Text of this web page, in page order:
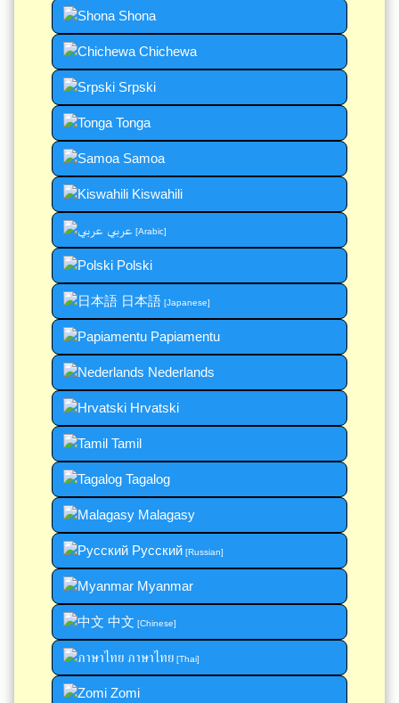
Shona
Chichewa
Srpski
Tonga
Samoa
Kiswahili
عربي[Arabic]
Polski
日本語[Japanese]
Papiamentu
Nederlands
Hrvatski
Tamil
Tagalog
Malagasy
Русский [Russian]
Myanmar
中文 [Chinese]
ภาษาไทย [Thai]
Zomi